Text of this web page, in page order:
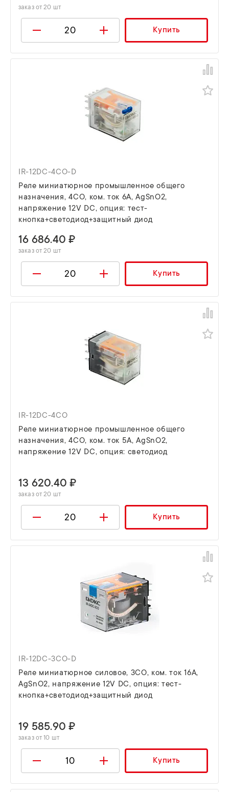
заказ от 20 шт
Купить
IR-12DC-4CO-D
Реле миниатюрное промышленное общего
назначения, 4CO, ком. ток 6А, AgSnO2,
напряжение 12V DC, опция: тест-
кнопка+светодиод+защитный диод
16 686.40 ₽
заказ от 20 шт
Купить
IR-12DC-4CO
Реле миниатюрное промышленное общего
назначения, 4CO, ком. ток 5А, AgSnO2,
напряжение 12V DC, опция: светодиод
13 620.40 ₽
заказ от 20 шт
Купить
IR-12DC-3CO-D
Реле миниатюрное силовое, 3CO, ком. ток 16А,
AgSnO2, напряжение 12V DC, опция: тест-
кнопка+светодиод+защитный диод
19 585.90 ₽
заказ от 10 шт
Купить